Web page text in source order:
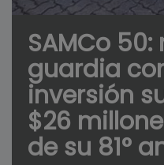
SAMCo
guardia
inversión
$26
de su 81°